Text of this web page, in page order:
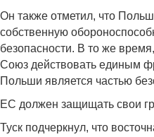
Он также отметил, что
собственную
безопасности. В то же
Союз действовать единым
Польши является частью
ЕС должен защищать свои
Туск подчеркнул, что